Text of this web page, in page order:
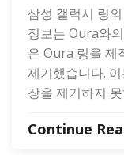
삼성 갤럭시 링
정보는 Oura와
은 Oura 링을 제
제기했습니다.
장을 제기하지
Continue